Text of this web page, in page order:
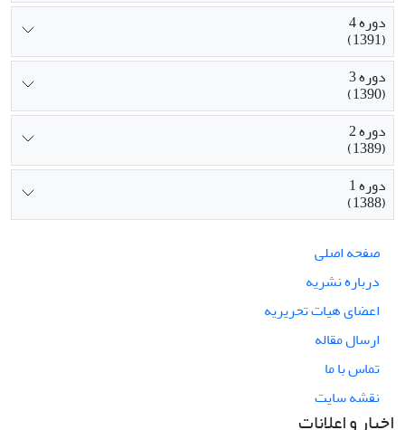
دوره 4
(1391)
دوره 3
(1390)
دوره 2
(1389)
دوره 1
(1388)
صفحه اصلی
درباره نشریه
اعضای هیات تحریریه
ارسال مقاله
تماس با ما
نقشه سایت
اخبار و اعلانات